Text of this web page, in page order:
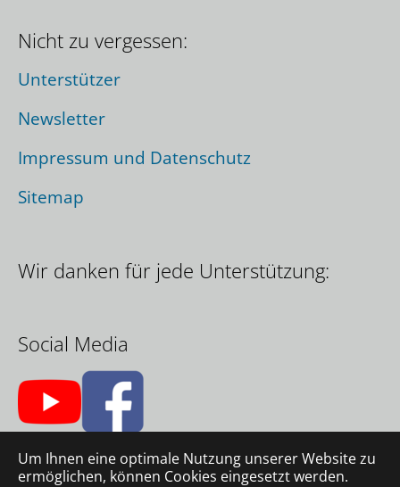
Um Ihnen eine optimale Nutzung unserer Website zu
ermöglichen, können Cookies eingesetzt werden.
Wir danken für jede Unterstützung:
Social Media
Nicht zu vergessen:
Unterstützer
Newsletter
Impressum und Datenschutz
Sitemap